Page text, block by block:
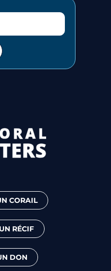
CORAIL
RÉCIF
DON